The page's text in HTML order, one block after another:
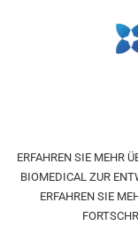
ERFAHREN SIE MEHR
BIOMEDICAL ZUR
ERFAHREN SIE